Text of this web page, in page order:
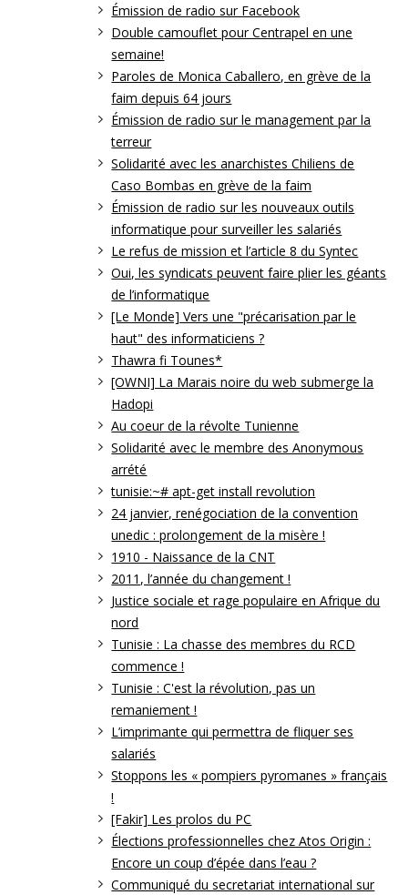
Émission de radio sur Facebook
Double camouflet pour Centrapel en une
semaine!
Paroles de Monica Caballero, en grève de la
faim depuis 64 jours
Émission de radio sur le management par la
terreur
Solidarité avec les anarchistes Chiliens de
Caso Bombas en grève de la faim
Émission de radio sur les nouveaux outils
informatique pour surveiller les salariés
Le refus de mission et l’article 8 du Syntec
Oui, les syndicats peuvent faire plier les géants
de l’informatique
[Le Monde] Vers une "précarisation par le
haut" des informaticiens ?
Thawra fi Tounes*
[OWNI] La Marais noire du web submerge la
Hadopi
Au coeur de la révolte Tunienne
Solidarité avec le membre des Anonymous
arrété
tunisie:~# apt-get install revolution
24 janvier, renégociation de la convention
unedic : prolongement de la misère !
1910 - Naissance de la CNT
2011, l’année du changement !
Justice sociale et rage populaire en Afrique du
nord
Tunisie : La chasse des membres du RCD
commence !
Tunisie : C'est la révolution, pas un
remaniement !
L’imprimante qui permettra de fliquer ses
salariés
Stoppons les « pompiers pyromanes » français
!
[Fakir] Les prolos du PC
Élections professionnelles chez Atos Origin :
Encore un coup d’épée dans l’eau ?
Communiqué du secretariat international sur